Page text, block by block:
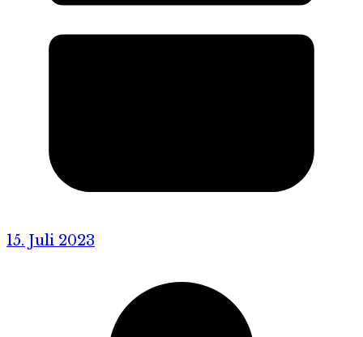
15. Juli 2023